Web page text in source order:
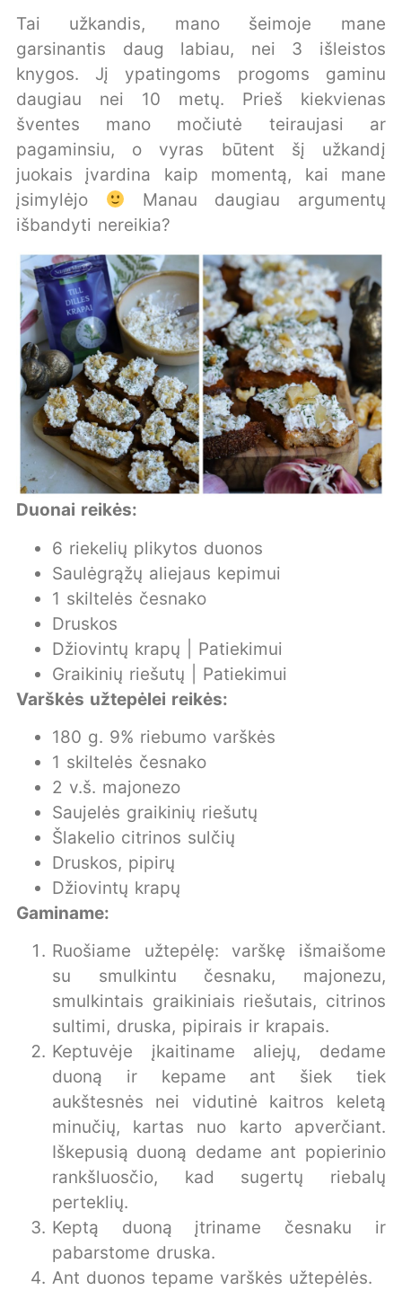
Tai užkandis, mano šeimoje mane
garsinantis daug labiau, nei 3 išleistos
knygos. Jį ypatingoms progoms gaminu
daugiau nei 10 metų. Prieš kiekvienas
šventes mano močiutė teiraujasi ar
pagaminsiu, o vyras būtent šį užkandį
juokais įvardina kaip momentą, kai mane
įsimylėjo
Manau daugiau argumentų
išbandyti nereikia?
Duonai reikės:
6 riekelių plikytos duonos
Saulėgrąžų aliejaus kepimui
1 skiltelės česnako
Druskos
Džiovintų krapų | Patiekimui
Graikinių riešutų | Patiekimui
Varškės užtepėlei reikės:
180 g. 9% riebumo varškės
1 skiltelės česnako
2 v.š. majonezo
Saujelės graikinių riešutų
Šlakelio citrinos sulčių
Druskos, pipirų
Džiovintų krapų
Gaminame:
Ruošiame užtepėlę: varškę išmaišome
su smulkintu česnaku, majonezu,
smulkintais graikiniais riešutais, citrinos
sultimi, druska, pipirais ir krapais.
Keptuvėje įkaitiname aliejų, dedame
duoną ir kepame ant šiek tiek
aukštesnės nei vidutinė kaitros keletą
minučių, kartas nuo karto apverčiant.
Iškepusią duoną dedame ant popierinio
rankšluosčio, kad sugertų riebalų
perteklių.
Keptą duoną įtriname česnaku ir
pabarstome druska.
Ant duonos tepame varškės užtepėlės.